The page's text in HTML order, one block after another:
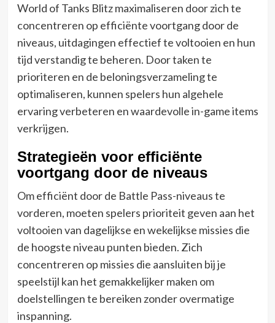
World of Tanks Blitz maximaliseren door zich te
concentreren op efficiënte voortgang door de
niveaus, uitdagingen effectief te voltooien en hun
tijd verstandig te beheren. Door taken te
prioriteren en de beloningsverzameling te
optimaliseren, kunnen spelers hun algehele
ervaring verbeteren en waardevolle in-game items
verkrijgen.
Strategieën voor efficiënte
voortgang door de niveaus
Om efficiënt door de Battle Pass-niveaus te
vorderen, moeten spelers prioriteit geven aan het
voltooien van dagelijkse en wekelijkse missies die
de hoogste niveau punten bieden. Zich
concentreren op missies die aansluiten bij je
speelstijl kan het gemakkelijker maken om
doelstellingen te bereiken zonder overmatige
inspanning.